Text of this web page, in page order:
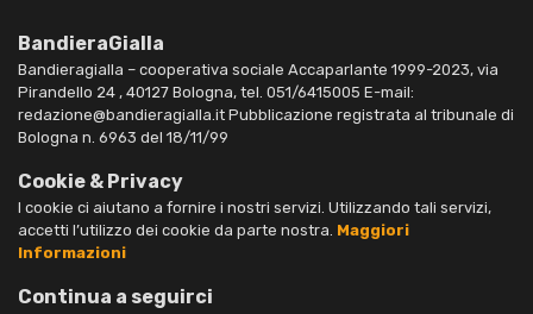
BandieraGialla
Bandieragialla – cooperativa sociale Accaparlante 1999-2023, via
Pirandello 24 , 40127 Bologna, tel. 051/6415005 E-mail:
redazione@bandieragialla.it Pubblicazione registrata al tribunale di
Bologna n. 6963 del 18/11/99
Cookie & Privacy
I cookie ci aiutano a fornire i nostri servizi. Utilizzando tali servizi,
accetti l’utilizzo dei cookie da parte nostra. Maggiori
Informazioni
Continua a seguirci